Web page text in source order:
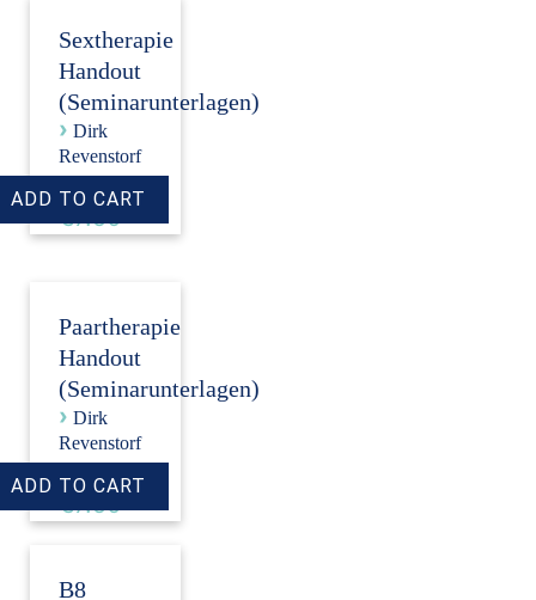
Sextherapie
Handout
(Seminarunterlagen)
› Dirk
Revenstorf
Price:
€7.50
Paartherapie
Handout
(Seminarunterlagen)
› Dirk
Revenstorf
Price:
€7.50
B8